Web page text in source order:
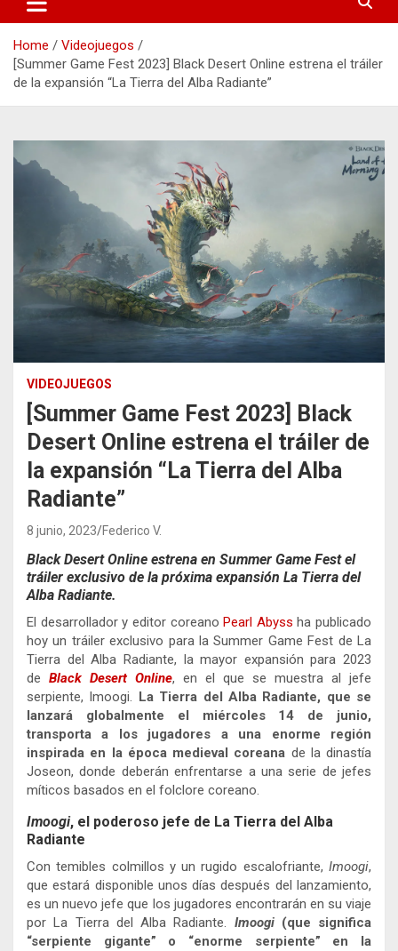
Home
Videojuegos
[Summer Game Fest 2023] Black Desert Online estrena el tráiler
de la expansión “La Tierra del Alba Radiante”
VIDEOJUEGOS
[Summer Game Fest 2023] Black
Desert Online estrena el tráiler de
la expansión “La Tierra del Alba
Radiante”
8 junio, 2023 Federico V.
Black Desert Online estrena en Summer Game Fest el
tráiler exclusivo de la próxima expansión La Tierra del
Alba Radiante.
El desarrollador y editor coreano Pearl Abyss ha publicado
hoy un tráiler exclusivo para la Summer Game Fest de La
Tierra del Alba Radiante, la mayor expansión para 2023
de Black Desert Online, en el que se muestra al jefe
serpiente, Imoogi.
La Tierra del Alba Radiante, que se
lanzará globalmente el miércoles 14 de junio,
transporta a los jugadores a una enorme región
inspirada en la época medieval coreana de la dinastía
Joseon, donde deberán enfrentarse a una serie de jefes
míticos basados en el folclore coreano.
Imoogi, el poderoso jefe de La Tierra del Alba
Radiante
Con temibles colmillos y un rugido escalofriante, Imoogi,
que estará disponible unos días después del lanzamiento,
es un nuevo jefe que los jugadores encontrarán en su viaje
por La Tierra del Alba Radiante. Imoogi(que significa
“serpiente gigante” o “enorme serpiente” en la